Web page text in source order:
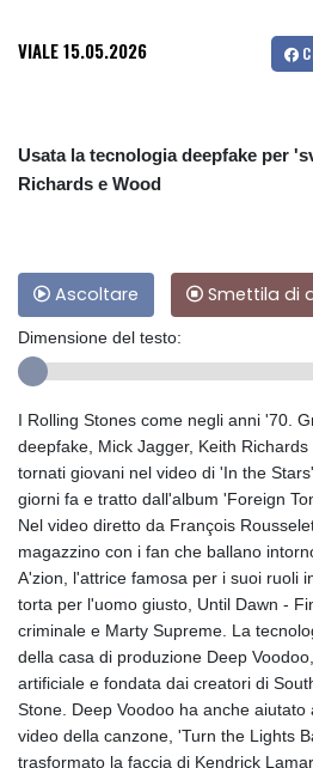
VIALE15.05.2026
Usata la tecnologia deepfake per
Richards e Wood
Ascoltare Smettila di
Dimensione del testo:
I Rolling Stones come negli anni '70.
deepfake, Mick Jagger, Keith
tornati giovani nel video di 'In the
giorni fa e tratto dall'album 'Foreign
Nel video diretto da François
magazzino con i fan che ballano
A'zion, l'attrice famosa per i suoi ruoli
torta per l'uomo giusto, Until Dawn -
criminale e Marty Supreme. La
della casa di produzione Deep
artificiale e fondata dai creatori di
Stone. Deep Voodoo ha anche
video della canzone, 'Turn the Lights
trasformato la faccia di Kendrick